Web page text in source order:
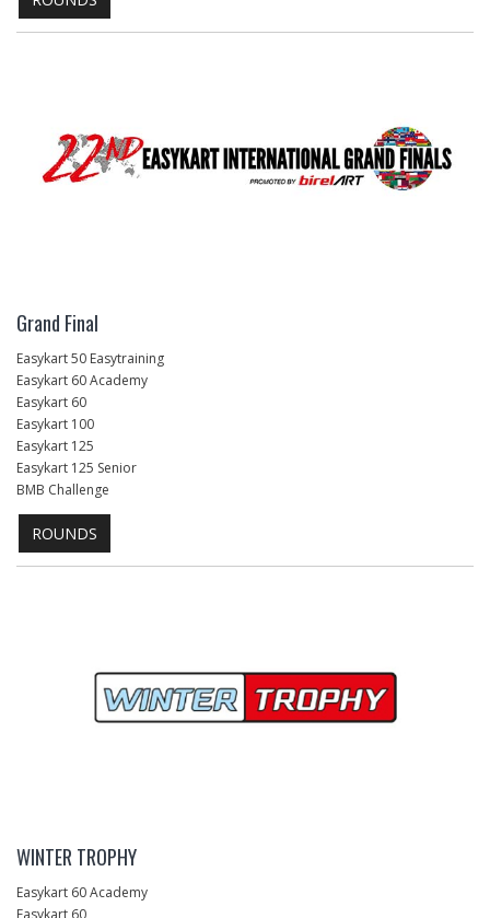
Grand Final
Easykart 50 Easytraining
Easykart 60 Academy
Easykart 60
Easykart 100
Easykart 125
Easykart 125 Senior
BMB Challenge
ROUNDS
WINTER TROPHY
Easykart 60 Academy